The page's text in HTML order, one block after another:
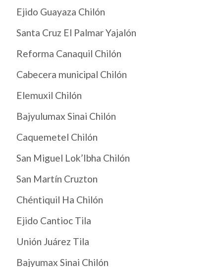
Ejido Guayaza Chilón
Santa Cruz El Palmar Yajalón
Reforma Canaquil Chilón
Cabecera municipal Chilón
Elemuxil Chilón
Bajyulumax Sinai Chilón
Caquemetel Chilón
San Miguel Lok’Ibha Chilón
San Martín Cruzton
Chéntiquil Ha Chilón
Ejido Cantioc Tila
Unión Juárez Tila
Bajyumax Sinai Chilón